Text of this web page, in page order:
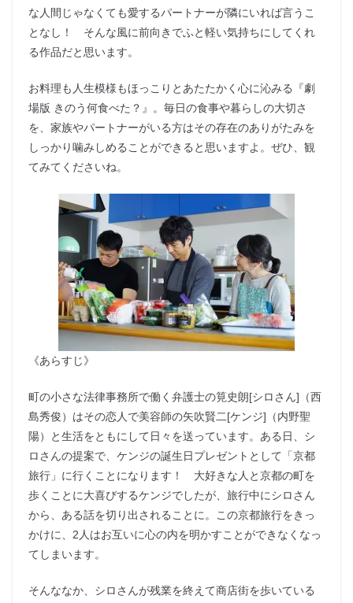
な人間じゃなくても愛するパートナーが隣にいれば言うこ
となし！ そんな風に前向きでふと軽い気持ちにしてくれ
る作品だと思います。
お料理も人生模様もほっこりとあたたかく心に沁みる『劇
場版 きのう何食べた？』。毎日の食事や暮らしの大切さ
を、家族やパートナーがいる方はその存在のありがたみを
しっかり噛みしめることができると思いますよ。ぜひ、観
てみてくださいね。
《あらすじ》
町の小さな法律事務所で働く弁護士の筧史朗[シロさん]（西
島秀俊）はその恋人で美容師の矢吹賢二[ケンジ]（内野聖
陽）と生活をともにして日々を送っています。ある日、シ
ロさんの提案で、ケンジの誕生日プレゼントとして「京都
旅行」に行くことになります！ 大好きな人と京都の町を
歩くことに大喜びするケンジでしたが、旅行中にシロさん
から、ある話を切り出されることに。この京都旅行をきっ
かけに、2人はお互いに心の内を明かすことができなくなっ
てしまいます。
そんななか、シロさんが残業を終えて商店街を歩いている